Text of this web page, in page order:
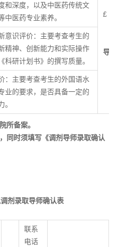
£ 不
导师
和深度，以及中医药传统文
中医药专业素养。
意识评价：主要考查考生的
精神、创新能力和实际操作
科研计划书》的撰写质量。
：主要考查考生的外国语水
业的要求，是否具备一定的
。
所备案。
同时须填写《调剂 导师录取确认
调剂录取导师确认表
联系
电话